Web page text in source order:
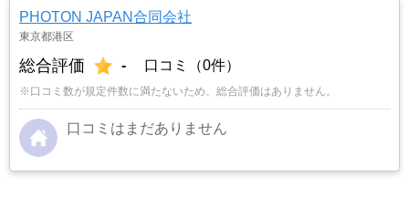
PHOTON JAPAN合同会社
東京都港区
総合評価 - 口コミ（0件）
※口コミ数が規定件数に満たないため、総合評価はありません。
口コミはまだありません